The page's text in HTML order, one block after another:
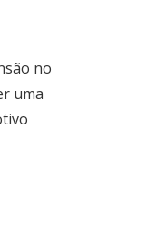
no
uma